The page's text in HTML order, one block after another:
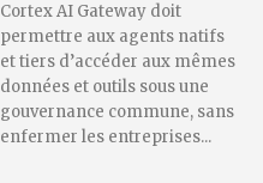
Cortex AI Gateway doit
permettre aux agents natifs
et tiers d’accéder aux mêmes
données et outils sous une
gouvernance commune, sans
enfermer les entreprises...